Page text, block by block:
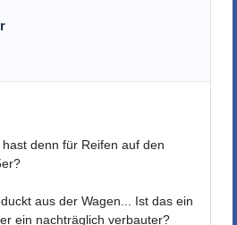
denn für Reifen auf den
aus der Wagen... Ist das ein
ein nachträglich verbauter?